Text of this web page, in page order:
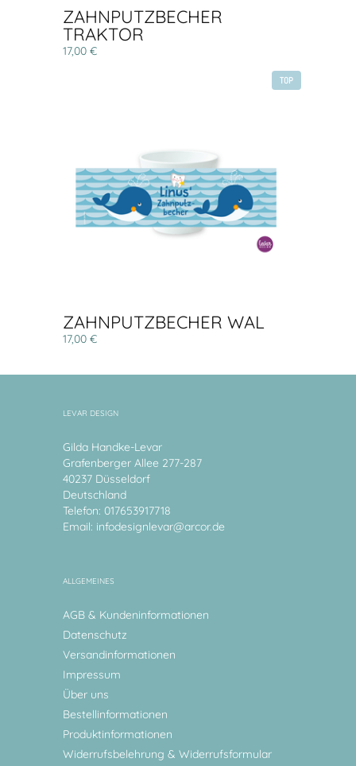
ZAHNPUTZBECHER
TRAKTOR
17,00 €
TOP
ZAHNPUTZBECHER WAL
17,00 €
LEVAR DESIGN
Gilda Handke-Levar
Grafenberger Allee 277-287
40237 Düsseldorf
Deutschland
Telefon: 017653917718
Email: infodesignlevar@arcor.de
ALLGEMEINES
AGB & Kundeninformationen
Datenschutz
Versandinformationen
Impressum
Über uns
Bestellinformationen
Produktinformationen
Widerrufsbelehrung & Widerrufsformular